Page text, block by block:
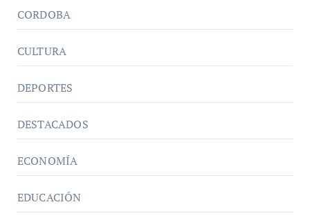
CORDOBA
CULTURA
DEPORTES
DESTACADOS
ECONOMÍA
EDUCACIÓN